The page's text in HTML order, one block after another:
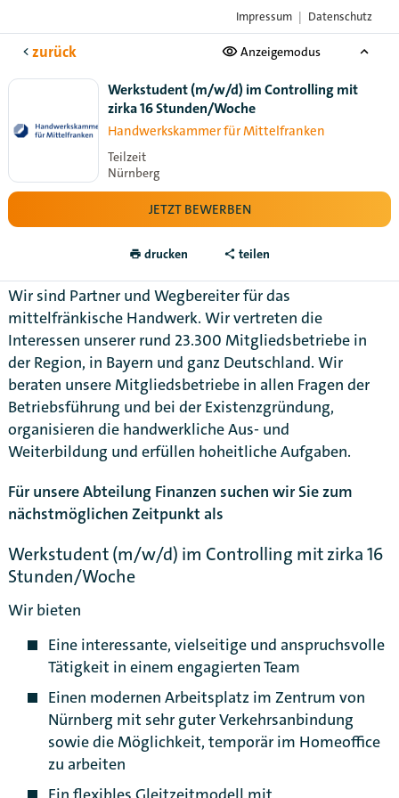
der Handwerksorganisationen
Impressum | Datenschutz
zurück Anzeigemodus
Werkstudent (m/w/d) im Controlling mit
zirka 16 Stunden/Woche
Handwerkskammer für Mittelfranken
Teilzeit
Nürnberg
JETZT BEWERBEN
drucken teilen
Wir sind Partner und Wegbereiter für das
mittelfränkische Handwerk. Wir vertreten die
Interessen unserer rund 23.300 Mitgliedsbetriebe in
der Region, in Bayern und ganz Deutschland. Wir
beraten unsere Mitgliedsbetriebe in allen Fragen der
Betriebsführung und bei der Existenzgründung,
organisieren die handwerkliche Aus- und
Weiterbildung und erfüllen hoheitliche Aufgaben.
Für unsere Abteilung Finanzen suchen wir Sie zum
nächstmöglichen Zeitpunkt als
Werkstudent (m/w/d) im Controlling mit zirka 16
Stunden/Woche
Wir bieten
Eine interessante, vielseitige und anspruchsvolle
Tätigkeit in einem engagierten Team
Einen modernen Arbeitsplatz im Zentrum von
Nürnberg mit sehr guter Verkehrsanbindung
sowie die Möglichkeit, temporär im Homeoffice
zu arbeiten
Karte anzeigen